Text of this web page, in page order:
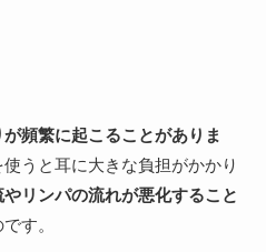
頻繁に起こることがありま
うと耳に大きな負担がかかり
リンパの流れが悪化すること
す。